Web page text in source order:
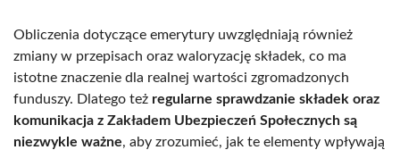
Obliczenia dotyczące emerytury uwzględniają również
zmiany w przepisach oraz waloryzację składek, co ma
istotne znaczenie dla realnej wartości zgromadzonych
funduszy. Dlatego też regularne sprawdzanie składek oraz
komunikacja z Zakładem Ubezpieczeń Społecznych są
niezwykle ważne, aby zrozumieć, jak te elementy wpływają